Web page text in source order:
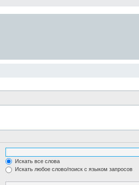
Искать все слова
Искать любое слово/поиск с языком запросов